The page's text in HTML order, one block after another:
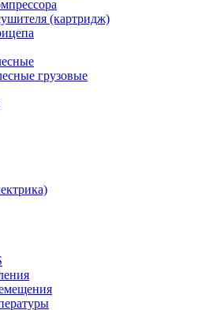
(картридж)
грузовые